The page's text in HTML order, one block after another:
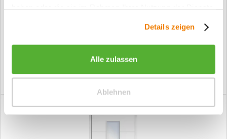
Details zeigen
Alle zulassen
Ablehnen